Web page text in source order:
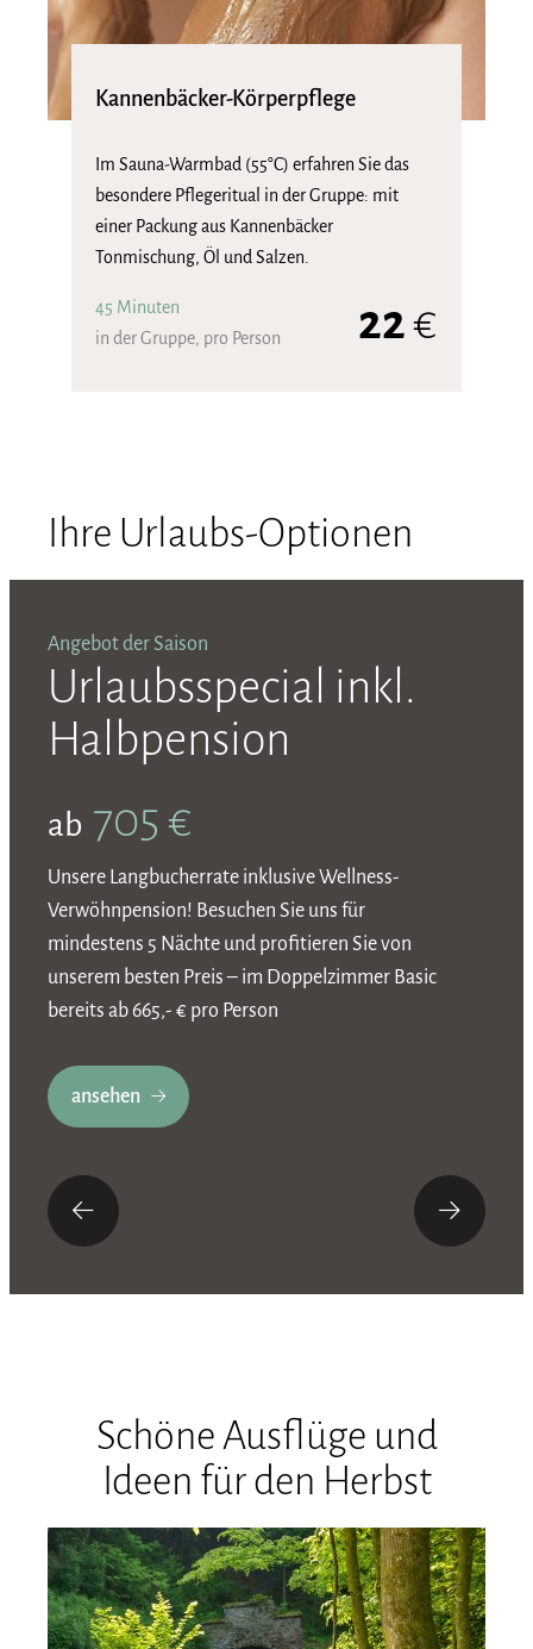
Kannenbäcker-Körperpflege
Im Sauna-Warmbad (55°C) erfahren Sie das
besondere Pflegeritual in der Gruppe: mit
einer Packung aus Kannenbäcker
Tonmischung, Öl und Salzen.
45 Minuten
in der Gruppe, pro Person
22€
Ihre Urlaubs-Optionen
Angebot der Saison
Urlaubsspecial inkl.
Halbpension
ab 705 €
Unsere Langbucherrate inklusive Wellness-
Verwöhnpension! Besuchen Sie uns für
mindestens 5 Nächte und profitieren Sie von
unserem besten Preis – im Doppelzimmer Basic
bereits ab 665,- € pro Person
ansehen
Schöne Ausflüge und
Ideen für den Herbst